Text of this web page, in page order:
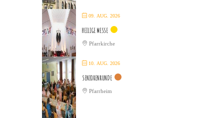
09. AUG. 2026
HEILIGE MESSE
Pfarrkirche
10. AUG. 2026
SENIORENRUNDE
Pfarrheim